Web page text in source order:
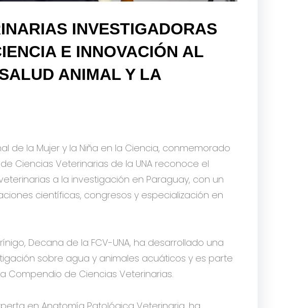
INVESTIGADORAS
E INNOVACIÓN AL
ANIMAL Y LA
de la Mujer y la Niña en la Ciencia, conmemorado
Ciencias Veterinarias de la UNA reconoce el
a la investigación en Paraguay, con un
científicas, congresos y especialización en
Decana de la FCV-UNA, ha desarrollado una
sobre agua y animales acuáticos y es parte
Compendio de Ciencias Veterinarias.